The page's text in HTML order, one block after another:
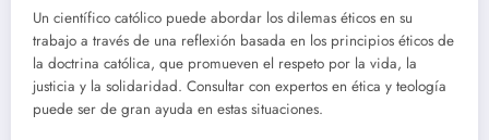
Un científico católico puede abordar los dilemas éticos en su
trabajo a través de una reflexión basada en los principios éticos de
la doctrina católica, que promueven el respeto por la vida, la
justicia y la solidaridad. Consultar con expertos en ética y teología
puede ser de gran ayuda en estas situaciones.